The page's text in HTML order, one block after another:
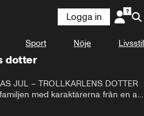
Logga in
Sport Nöje Livsstil
dotter
JUL – TROLLKARLENS DOTTER
med karaktärerna från en av